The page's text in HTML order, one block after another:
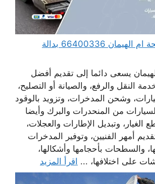
ونش كرين سطحة ام الهيمان 66400336 بدالة
يسعى دائما إلى تقديم أفضل
النقل والرفع، والصيانة أو التصليح،
وشحن المدخرات، وتزويد بالوقود
من المنحدرات والبرك وأيضا
الغيار، وتبديل الإطارات والعجلات،
أمهر الفنيين، وتوفير المدخرات
والسطحات بأحجامها وأشكالها،
على اختلافها، ... اقرأ المزيد